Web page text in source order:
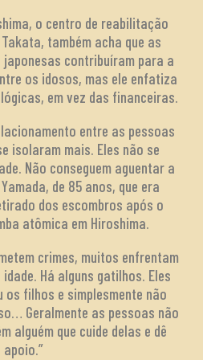
o centro de reabilitação
também acha que as
contribuíram para a
os idosos, mas ele enfatiza
em vez das financeiras.
entre as pessoas
isolaram mais. Eles não se
Não conseguem aguentar a
de 85 anos, que era
dos escombros após o
atômica em Hiroshima.
crimes, muitos enfrentam
Há alguns gatilhos. Eles
os filhos e simplesmente não
Geralmente as pessoas não
alguém que cuide delas e dê
apoio.”